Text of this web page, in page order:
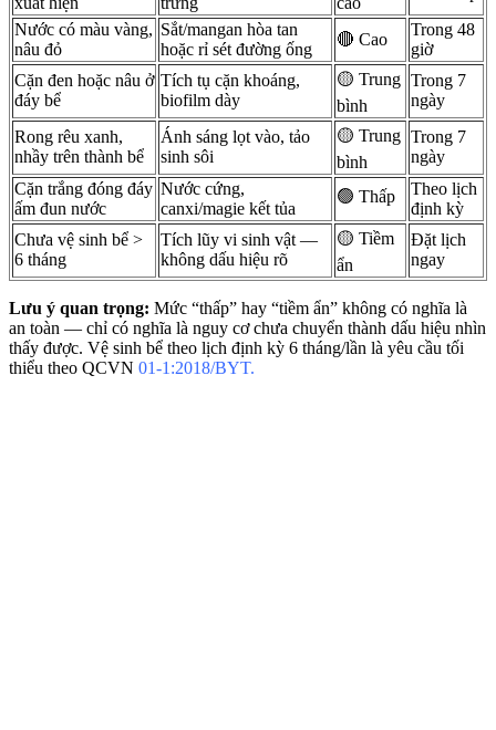
Nước có màu vàng,
nâu đỏ
Sắt/mangan hòa tan
hoặc rỉ sét đường ống
🔴 Cao
Trong 48
giờ
Cặn đen hoặc nâu ở
đáy bể
Tích tụ cặn khoáng,
biofilm dày
🟡 Trung
bình
Trong 7
ngày
Rong rêu xanh,
nhầy trên thành bể
Ánh sáng lọt vào, tảo
sinh sôi
🟡 Trung
bình
Trong 7
ngày
Cặn trắng đóng đáy
ấm đun nước
Nước cứng,
canxi/magie kết tủa
🟢 Thấp
Theo lịch
định kỳ
Chưa vệ sinh bể >
6 tháng
Tích lũy vi sinh vật —
không dấu hiệu rõ
🟡 Tiềm
ẩn
Đặt lịch
ngay
Lưu ý quan trọng: Mức “thấp” hay “tiềm ẩn” không có nghĩa là
an toàn — chỉ có nghĩa là nguy cơ chưa chuyển thành dấu hiệu nhìn
thấy được. Vệ sinh bể theo lịch định kỳ 6 tháng/lần là yêu cầu tối
thiểu theo QCVN 01-1:2018/BYT.